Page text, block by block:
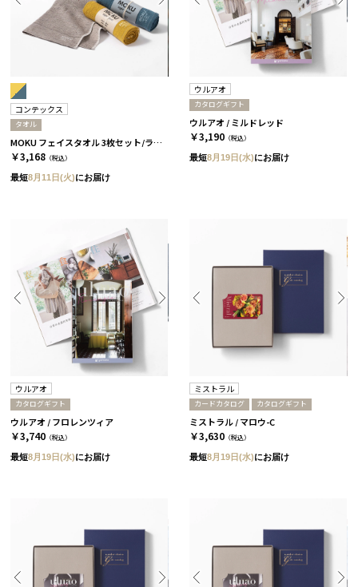
コンテックス
タオル
MOKU フェイスタオル 3枚セット/ライト［コンテックス］
￥3,168 （税込）
最短8月11日(火)にお届け
ウルアオ
カタログギフト
ウルアオ / ミルドレッド
￥3,190 （税込）
最短8月19日(水)にお届け
ウルアオ
カタログギフト
ウルアオ / フロレンツィア
￥3,740 （税込）
最短8月19日(水)にお届け
ミストラル
カードカタログ カタログギフト
ミストラル / マロウ-C
￥3,630 （税込）
最短8月19日(水)にお届け